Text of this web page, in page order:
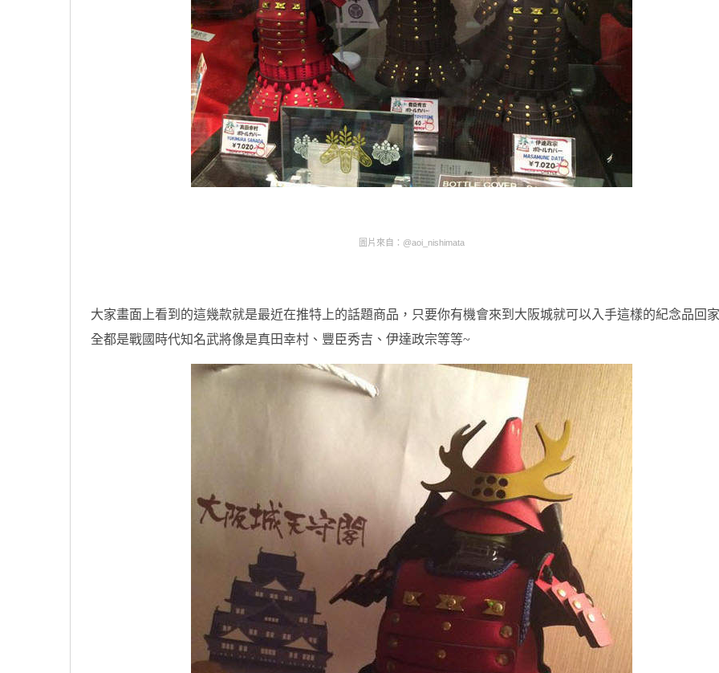
圖片來自：@aoi_nishimata
大家畫面上看到的這幾款就是最近在推特上的話題商品，只要你有機會來到大阪城就可以入手這樣的紀念品回
全都是戰國時代知名武將像是真田幸村、豐臣秀吉、伊達政宗等等~